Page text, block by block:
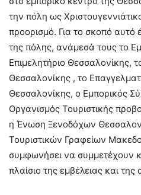
την πόλη ως
προορισμό. Για το σκοπό αυτό
της πόλης, ανάμεσά τους το
Επιμελητήριο Θεσσαλονίκης,
Θεσσαλονίκης , το
Θεσσαλονίκης, ο Εμπορικός
Οργανισμός Τουριστικής
η Ένωση Ξενοδόχων
Τουριστικών Γραφείων
συμφωνήσει να συμμετέχουν
πλαίσιο της εμβέλειας και της